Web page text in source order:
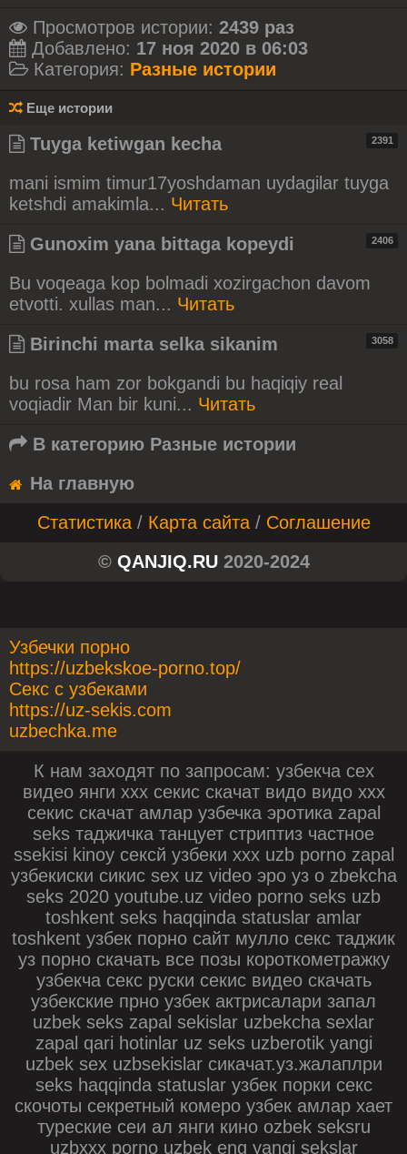
Просмотров истории: 2439 раз
Добавлено: 17 ноя 2020 в 06:03
Категория: Разные истории
Еще истории
Tuyga ketiwgan kecha 2391
mani ismim timur17yoshdaman uydagilar tuyga
ketshdi amakimla... Читать
Gunoxim yana bittaga kopeydi
2406
Bu voqeaga kop bolmadi xozirgachon davom
etvotti. xullas man... Читать
Birinchi marta selka sikanim
3058
bu rosa ham zor bokgandi bu haqiqiy real
voqiadir Man bir kuni... Читать
В категорию Разные истории
На главную
Статистика/ Карта сайта/ Соглашение
© QANJIQ.RU2020-2024
Узбечки порно
https://uzbekskoe-porno.top/
Секс с узбеками
https://uz-sekis.com
uzbechka.me
К нам заходят по запросам: узбекча сех
видео янги ххх секис скачат видо видо ххх
секис скачат амлар узбечка эротика zapal
seks таджичка танцует стриптиз частное
ssekisi kinoy сексй узбеки xxx uzb porno zapal
узбекиски сикис sex uz video эро уз o zbekcha
seks 2020 youtube.uz video porno seks uzb
toshkent seks haqqinda statuslar amlar
toshkent узбек порно сайт мулло секс таджик
уз порно скачать все позы короткометражку
узбекча секс руски секис видео скачать
узбекские прно узбек актрисалари запал
uzbek seks zapal sekislar uzbekcha sexlar
zapal qаri hotinlar uz seks uzberotik yangi
uzbek sex uzbsekislar сикачат.уз.жалаплри
seks haqqinda statuslar узбек порки секс
скочоты секретный комеро узбек амлар хает
туреские сеи ал янги кино ozbek seksru
uzbxxx porno uzbek eng yangi sekslar